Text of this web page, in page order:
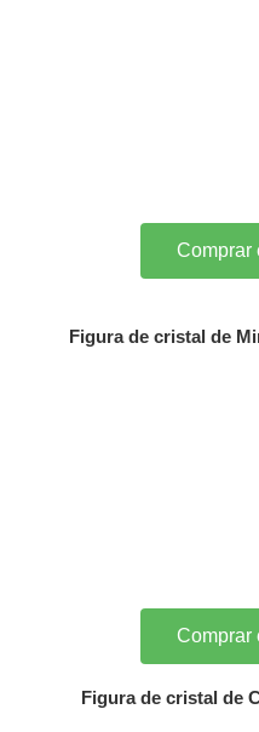
Comprar
Figura de cristal de
Comprar
Figura de cristal de